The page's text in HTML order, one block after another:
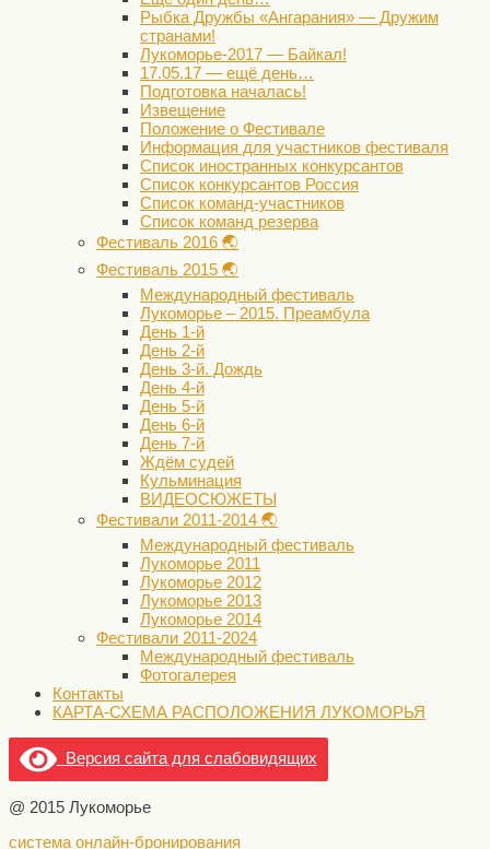
Рыбка Дружбы «Ангарания» — Дружим
странами!
Лукоморье-2017 — Байкал!
17.05.17 — ещё день…
Подготовка началась!
Извещение
Положение о Фестивале
Информация для участников фестиваля
Список иностранных конкурсантов
Список конкурсантов Россия
Список команд-участников
Список команд резерва
Фестиваль 2016 🌏
Фестиваль 2015 🌏
Международный фестиваль
Лукоморье – 2015. Преамбула
День 1-й
День 2-й
День 3-й. Дождь
День 4-й
День 5-й
День 6-й
День 7-й
Ждём судей
Кульминация
ВИДЕОСЮЖЕТЫ
Фестивали 2011-2014 🌏
Международный фестиваль
Лукоморье 2011
Лукоморье 2012
Лукоморье 2013
Лукоморье 2014
Фестивали 2011-2024
Международный фестиваль
Фотогалерея
Контакты
КАРТА-СХЕМА РАСПОЛОЖЕНИЯ ЛУКОМОРЬЯ
Версия сайта для слабовидящих
@ 2015 Лукоморье
система онлайн-бронирования